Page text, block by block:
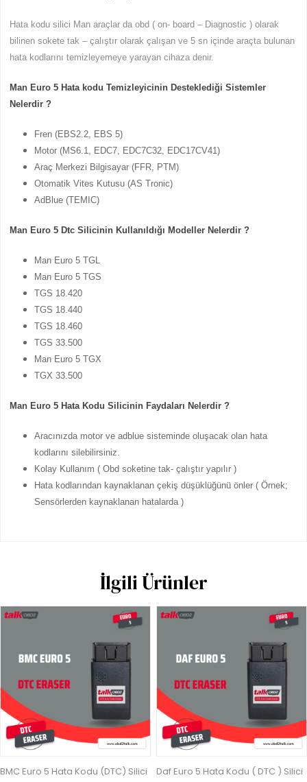
Hata kodu silici Man araçlar da obd ( on- board – Diagnostic ) olarak
bilinen sokete tak – çalıştır olarak çalışan ve 5 sn içinde araçta bulunan
hata kodlarını temizleyemeye yarayan cihaza denir.
Man Euro 5 Hata kodu Temizleyicinin Desteklediği Sistemler
Nelerdir ?
Fren (EBS2.2, EBS 5)
Motor (MS6.1, EDC7, EDC7C32, EDC17CV41)
Araç Merkezi Bilgisayar (FFR, PTM)
Otomatik Vites Kutusu (AS Tronic)
AdBlue (TEMIC)
Man Euro 5 Dtc Silicinin Kullanıldığı Modeller Nelerdir ?
Man Euro 5 TGL
Man Euro 5 TGS
TGS 18.420
TGS 18.440
TGS 18.460
TGS 33.500
Man Euro 5 TGX
TGX 33.500
Man Euro 5 Hata Kodu Silicinin Faydaları Nelerdir ?
Aracınızda motor ve adblue sisteminde oluşacak olan hata
kodlarını silebilirsiniz.
Kolay Kullanım ( Obd soketine tak- çalıştır yapılır )
Hata kodlarından kaynaklanan çekiş düşüklüğünü önler ( Örnek;
Sensörlerden kaynaklanan hatalarda )
İlgili Ürünler
BMC Euro 5 Hata Kodu (DTC) Silici
Daf Euro 5 Hata Kodu ( DTC ) Silici